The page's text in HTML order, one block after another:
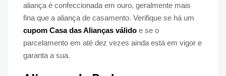
aliança é confeccionada em ouro, geralmente mais
fina que a aliança de casamento. Verifique se há um
cupom Casa das Alianças válido e se o
parcelamento em até dez vezes ainda está em vigor e
garanta a sua.